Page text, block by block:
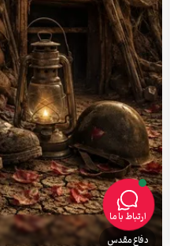
دفاع مقدس
ارتباط با ما